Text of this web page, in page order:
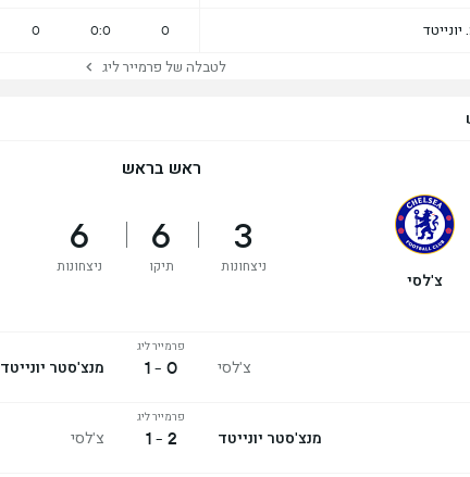
יונייטד 0
0:0
0
לטבלה של פרמייר ליג
ראש בראש
צ'לסי
3
ניצחונות
6
תיקו
6
ניצחונות
צ'לסי
פרמייר ליג
0 - 1 מנצ'סטר יונייטד
מנצ'סטר יונייטד
פרמייר ליג
2 - 1 צ'לסי